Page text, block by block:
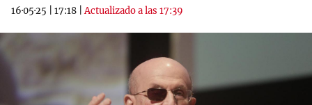
16·05·25
17:18 |Actualizado a las 17:39